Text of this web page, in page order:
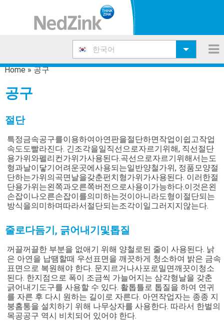
한국어
Home»공구
공구
절단
특정금속공구를이용하여아연판을절단하면작업이쉽고작업
속도도빨라진다. 긴조각을일직선으로자르기위해, 직선절단
용가위와펠리컨가위가사용된다.곡선으로자르기위해서는도
형과날이닿기어려운곳에사용되는일반양철가위, 정품모양절
단하는가위의곡면날을갖춘펀치형가위가사용된다. 이러한절
단용가위는왼쪽과오른쪽버전으로사용이가능하다.이것은왼
손잡이나오른손잡이를의미하는것이아니라도형이절단되는
방식을의미하며따라서절단되는조각이일그러지지않는다.
줄로다듬기, 긁어내기및톱질
꺼끌꺼끌한 부분을 없애기 위해 양철로된 줄이 사용된다. 낡
은 아연을 납땜할때 우선표면을 깨끗하게 청소하여 밝은 금속
표면으로 복원해야 한다. 문지르거나사포로밀면깨끗이청소
된다. 한지점으로 폭이 조금씩 가늘어지는 삼각형날을 갖춘
긁어내기도구를 사용할 수 있다. 활톱틀로 톱질을 하여 연귀
를 자른 후 다시 원하는 길이로 자른다. 아연작업자는 종종 지
붕홈통을 설치하기 위해 나무상자를 사용한다. 따라서 한벌의
목공공구 역시 비치되어 있어야 한다.